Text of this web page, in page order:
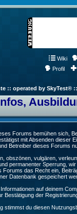
Wiki
Profil
:: operated by SkyTest®
Forums bemühen sich,
mit Absenden dieser
Betreiber dieses Forums
obszönen, vulgären,
permanenter Sperrung,
Forums das Recht ein,
Datenbank gespeichert
auf deinem
Bestätigung der
stimmst du diesen